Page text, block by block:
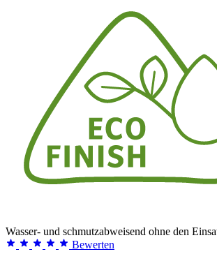
Wasser- und schmutzabweisend ohne den
Bewerten